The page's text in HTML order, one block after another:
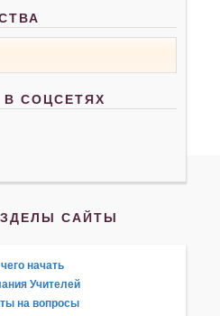
СОЦСЕТЯХ
САЙТЫ
начать
Учителей
на вопросы